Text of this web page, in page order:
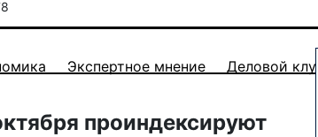
Экспертное мнение Деловой клуб
проиндексируют